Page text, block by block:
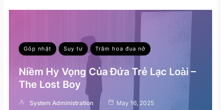
Góp nhặt Suy tư Trăm hoa đua nở
Niềm Hy Vọng Của Đứa Trẻ Lạc Loài –
The Lost Boy
System Administration May 16, 2025